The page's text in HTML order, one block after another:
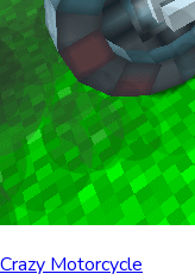
Crazy Motorcycle